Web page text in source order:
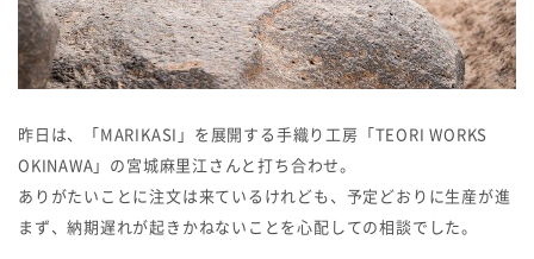
昨日は、「MARIKASI」を展開する手織り工房「TEORI WORKS
OKINAWA」の宮城麻里江さんと打ち合わせ。
ありがたいことに注文は来ているけれども、予定どおりに生産が進
まず、納期遅れが起きかねないことを心配しての相談でした。